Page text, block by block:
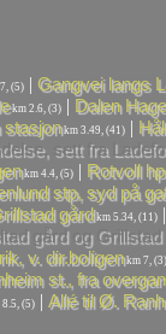
(5) | Gangvei langs
km 2.6, (3) | Dalen
stasjonkm 3.49, (41) |
sett fra
km 4.4, (5) | Rotvoll hp
stp, syd på
gård km 5.34, (11) |
gård og
v. dir.boligenkm 7, (3)
st., fra
(5) | Allé til Ø.